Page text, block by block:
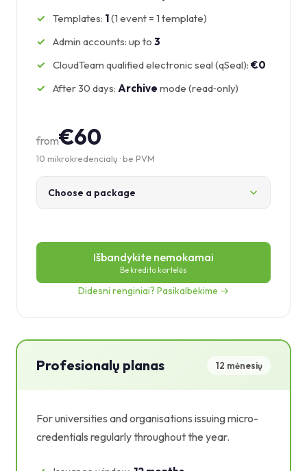
Templates: 1(1 event = 1 template)
Admin accounts: up to 3
CloudTeam qualified electronic seal (qSeal): €0
After 30 days: Archive mode (read‑only)
from€60
10 mikrokredencialų · be PVM
Choose a package
Išbandykite nemokamai
Be kredito kortelės
Didesni renginiai? Pasikalbėkime →
Profesionalų planas 12 mėnesių
For universities and organisations issuing micro-
credentials regularly throughout the year.